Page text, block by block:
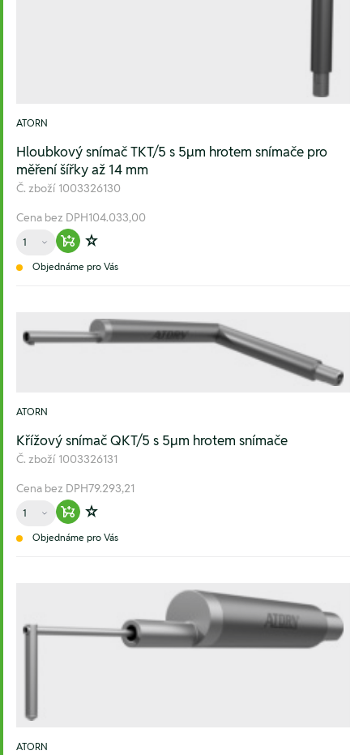
ATORN
Hloubkový snímač TKT/5 s 5µm hrotem snímače pro
měření šířky až 14 mm
Č. zboží 1003326130
Cena bez DPH104.033,00
Množství
Warenkorb hinzufügen
Zur Wunschliste hinzufügen
Objednáme pro Vás
ATORN
Křížový snímač QKT/5 s 5µm hrotem snímače
Č. zboží 1003326131
Cena bez DPH79.293,21
Množství
Warenkorb hinzufügen
Zur Wunschliste hinzufügen
Objednáme pro Vás
ATORN